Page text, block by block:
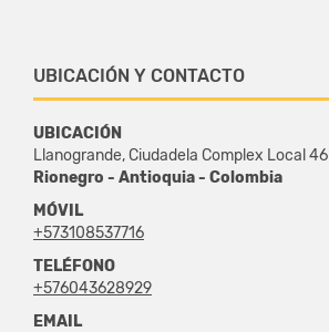
UBICACIÓN Y CONTACTO
UBICACIÓN
Llanogrande, Ciudadela Complex Local 46
Rionegro - Antioquia - Colombia
MÓVIL
+573108537716
TELÉFONO
+576043628929
EMAIL